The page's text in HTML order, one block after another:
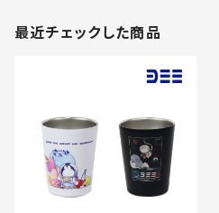
最近チェックした商品